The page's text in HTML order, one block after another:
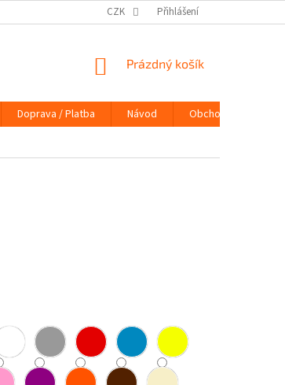
NÁVOD KONTAKTY
CZK Přihlášení
NÁKUPNÍ
Prázdný košík
Doprava / Platba Návod
Obchodní podmínky